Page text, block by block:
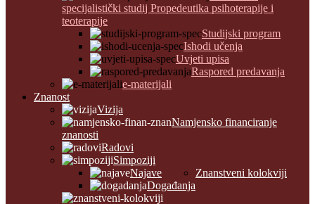
specijalistički studij Propedeutika psihoterapije i
teoterapije
Studijski program
Ishodi učenja
Uvjeti upisa
Raspored predavanja
e-materijali
Znanost
Vizija
Namjensko financiranje
znanosti
Radovi
Simpoziji
Najave
Događanja
Znanstveni kolokviji